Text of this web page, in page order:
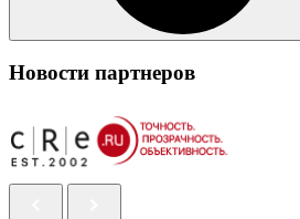
Новости партнеров